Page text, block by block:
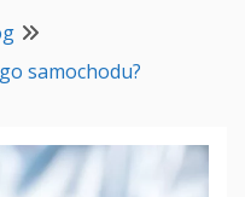
samochodu?